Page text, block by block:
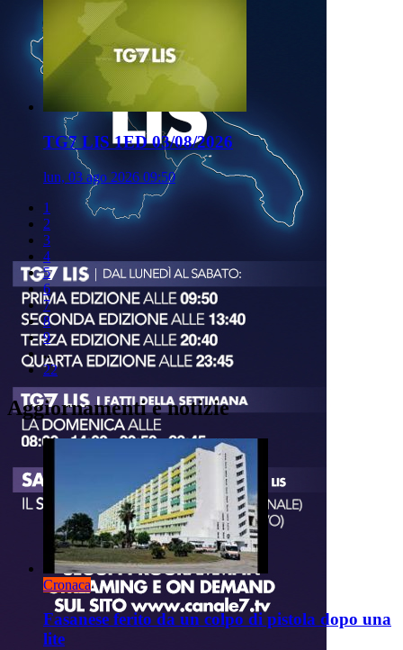
TG7 LIS 1ED 03/08/2026
lun, 03 ago 2026 09:50
1
2
3
4
5
6
7
8
9
..
22
Aggiornamenti e notizie
Cronaca
Fasanese ferito da un colpo di pistola dopo una
lite